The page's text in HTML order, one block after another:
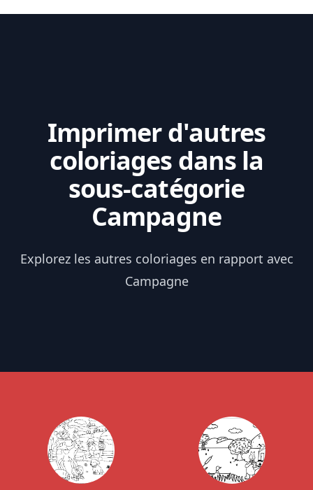
Imprimer d'autres
coloriages dans la
sous-catégorie
Campagne
Explorez les autres coloriages en rapport avec
Campagne